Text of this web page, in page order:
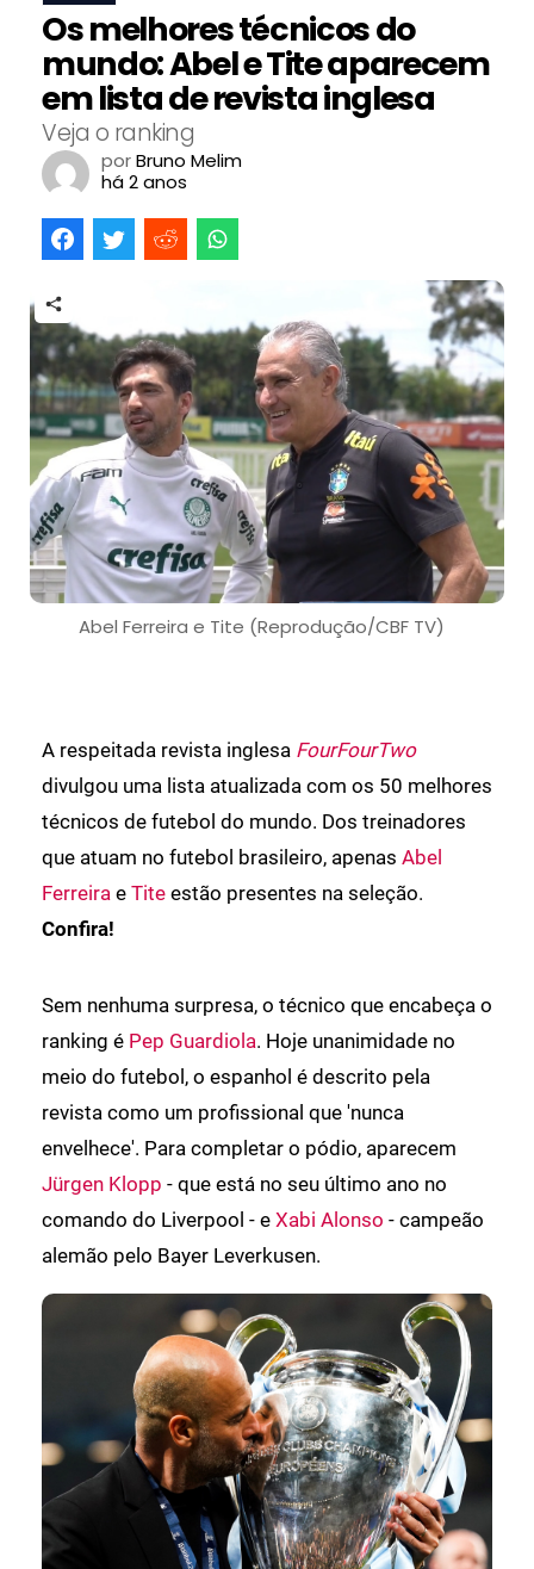
Os melhores técnicos do
mundo: Abel e Tite aparecem
em lista de revista inglesa
Veja o ranking
porBruno Melim
há 2 anos
Abel Ferreira e Tite (Reprodução/CBF TV)
A respeitada revista inglesa FourFourTwo
divulgou uma lista atualizada com os 50 melhores
técnicos de futebol do mundo. Dos treinadores
que atuam no futebol brasileiro, apenas Abel
Ferreira e Tite estão presentes na seleção.
Confira!
Sem nenhuma surpresa, o técnico que encabeça o
ranking é Pep Guardiola. Hoje unanimidade no
meio do futebol, o espanhol é descrito pela
revista como um profissional que 'nunca
envelhece'. Para completar o pódio, aparecem
Jürgen Klopp - que está no seu último ano no
comando do Liverpool - e Xabi Alonso - campeão
alemão pelo Bayer Leverkusen.